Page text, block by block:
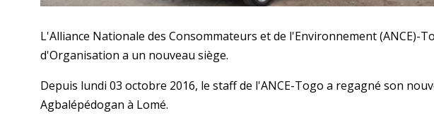
L'Alliance Nationale des Consommateurs et de l'Environnement (ANCE)-
d'Organisation a un nouveau siège.
Depuis lundi 03 octobre 2016, le staff de l'ANCE-Togo a regagné son
Agbalépédogan à Lomé.